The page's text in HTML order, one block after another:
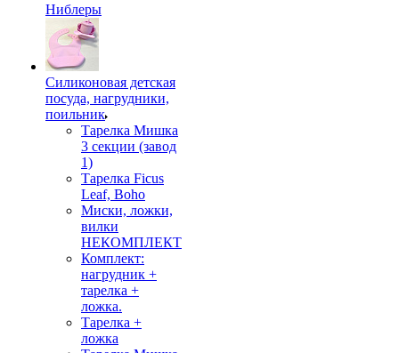
Ниблеры
Силиконовая детская
посуда, нагрудники,
поильник
Тарелка Мишка
3 секции (завод
1)
Тарелка Ficus
Leaf, Boho
Миски, ложки,
вилки
НЕКОМПЛЕКТ
Комплект:
нагрудник +
тарелка +
ложка.
Тарелка +
ложка